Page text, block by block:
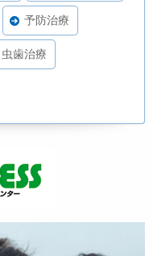
予防治療
虫歯治療